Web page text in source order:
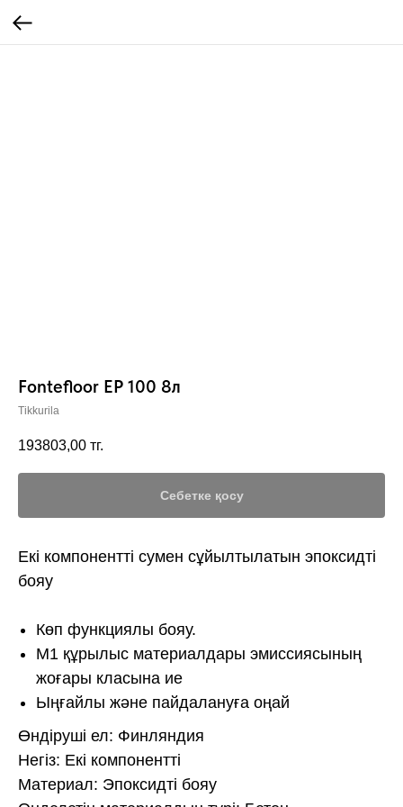
Fontefloor EP 100 8л
Tikkurila
193803,00 тг.
Себетке қосу
Екі компонентті сумен сұйылтылатын эпоксидті
бояу
Көп функциялы бояу.
М1 құрылыс материалдары эмиссиясының
жоғары класына ие
Ыңғайлы және пайдалануға оңай
Өндіруші ел: Финляндия
Негіз: Екі компонентті
Материал: Эпоксидті бояу